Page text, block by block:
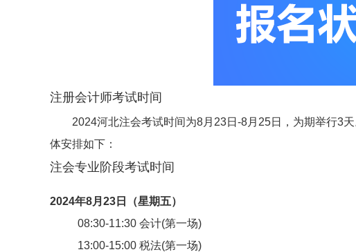
注册会计师考试时间
2024河北注会考试时间为8月23日-8月25日，为期举行3
体安排如下：
注会专业阶段考试时间
2024年8月23日（星期五）
08:30-11:30 会计(第一场)
13:00-15:00 税法(第一场)